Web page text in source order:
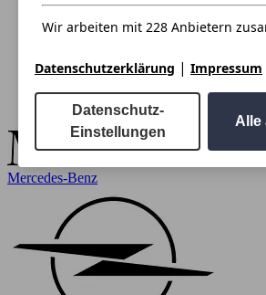
Mercedes-Benz
Wir arbeiten mit 228 Anbietern
Datenschutzerklärung | Impressum
Datenschutz-
Einstellungen
Alle